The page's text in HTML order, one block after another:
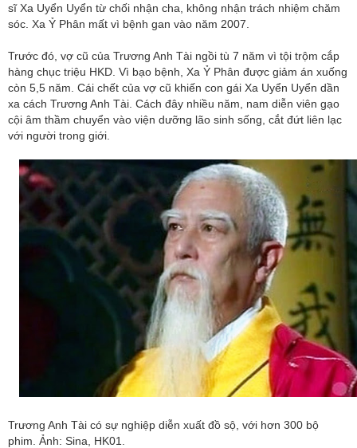
sĩ Xa Uyển Uyển từ chối nhận cha, không nhận trách nhiệm chăm
sóc. Xa Ỷ Phân mất vì bệnh gan vào năm 2007.
Trước đó, vợ cũ của Trương Anh Tài ngồi tù 7 năm vì tội trộm cắp
hàng chục triệu HKD. Vì bạo bệnh, Xa Ỷ Phân được giảm án xuống
còn 5,5 năm. Cái chết của vợ cũ khiến con gái Xa Uyển Uyển dần
xa cách Trương Anh Tài. Cách đây nhiều năm, nam diễn viên gạo
cội âm thầm chuyển vào viện dưỡng lão sinh sống, cắt đứt liên lạc
với người trong giới.
Trương Anh Tài có sự nghiệp diễn xuất đồ sộ, với hơn 300 bộ
phim. Ảnh: Sina, HK01.